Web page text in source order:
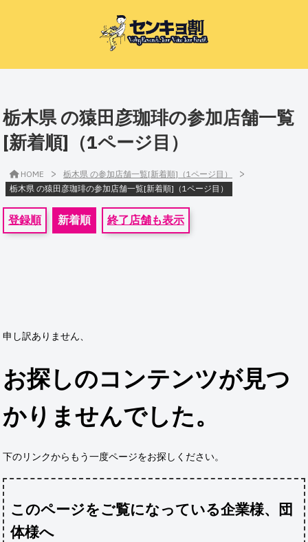
栃木県 の猿田彦珈琲の参加店舗一覧
[新着順]（1ページ目）
HOME > 栃木県 の参加店舗一覧[新着順]（1ページ目） >
栃木県 の猿田彦珈琲の参加店舗一覧[新着順]（1ページ目）
登録順 新着順 終了店舗も表示
申し訳ありません、
お探しのコンテンツが見つ
かりませんでした。
下のリンクからもう一度ページをお探しください。
このページをご覧になっている企業様、団
体様へ